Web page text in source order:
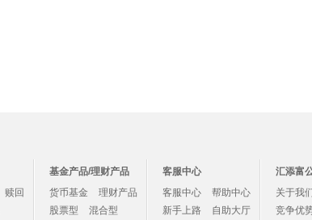
赎回
基金产品/理财产品
货币基金
理财产品
股票型
混合型
客服中心
客服中心
帮助中心
新手上路
自助大厅
汇添富
关于我
竞争优